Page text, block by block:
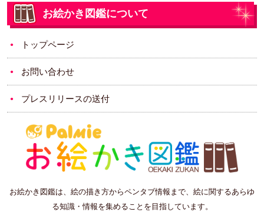
お絵かき図鑑について
トップページ
お問い合わせ
プレスリリースの送付
お絵かき図鑑は、絵の描き方からペンタブ情報まで、絵に関するあらゆ
る知識・情報を集めることを目指しています。